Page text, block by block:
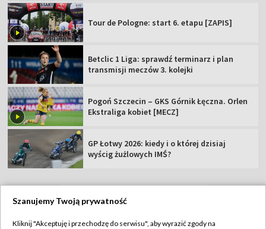
Tour de Pologne: start 6. etapu [ZAPIS]
Betclic 1 Liga: sprawdź terminarz i plan
transmisji meczów 3. kolejki
Pogoń Szczecin – GKS Górnik Łęczna. Orlen
Ekstraliga kobiet [MECZ]
GP Łotwy 2026: kiedy i o której dzisiaj
wyścig żużlowych IMŚ?
Szanujemy Twoją prywatność
Kliknij "Akceptuję i przechodzę do serwisu", aby wyrazić zgody na